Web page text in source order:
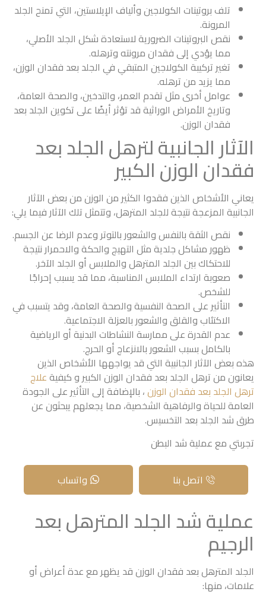
تلف بروتينات الكولاجين وألياف الإيلاستين، التي تمنح الجلد
المرونة.
نقص البروتينات الضرورية لاستعادة شكل الجلد الأصلي،
مما يؤدي إلى فقدان مرونته وترهله.
تغير تركيبة الكولاجين المتبقي في الجلد بعد فقدان الوزن،
مما يزيد من ترهله.
عوامل أخرى مثل تقدم العمر، والتدخين، والصحة العامة،
وتاريخ الأمراض الوراثية قد تؤثر أيضًا على تكوين الجلد بعد
فقدان الوزن.
الآثار الجانبية لترهل الجلد بعد
فقدان الوزن الكبير
يعاني الأشخاص الذين فقدوا الكثير من الوزن من بعض الآثار
الجانبية المزعجة نتيجة للجلد المترهل، وتتمثل تلك الآثار فيما يلي:
نقص الثقة بالنفس والشعور بالتوتر وعدم الرضا عن الجسم.
ظهور مشاكل جلدية مثل التهيج والحكة والاحمرار نتيجة
للاحتكاك بين الجلد المترهل والملابس أو الجلد الآخر.
صعوبة ارتداء الملابس المناسبة، مما قد يسبب إحراجًا
للشخص.
التأثير على الصحة النفسية والصحة العامة، وقد يتسبب في
الاكتئاب والقلق والشعور بالعزلة الاجتماعية.
عدم القدرة على ممارسة النشاطات البدنية أو الرياضية
بالكامل بسبب الشعور بالانزعاج أو الحرج.
هذه بعض الآثار الجانبية التي قد يواجهها الأشخاص الذين
يعانون من ترهل الجلد بعد فقدان الوزن الكبير و كيفيةعلاج
ترهل الجلد بعد فقدان الوزن، بالإضافة إلى التأثير على الجودة
العامة للحياة والرفاهية الشخصية، مما يجعلهم يبحثون عن
طرق شد الجلد بعد التخسيس.
تجربتي مع عملية شد البطن
اتصل بنا واتساب
عملية شد الجلد المترهل بعد
الرجيم
الجلد المترهل بعد فقدان الوزن قد يظهر مع عدة أعراض أو
علامات، منها: